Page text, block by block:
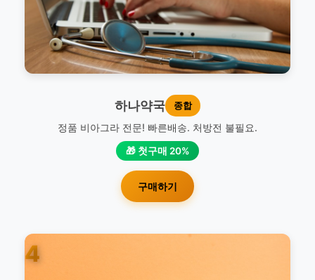
하나약국 종합
정품 비아그라 전문! 빠른배송. 처방전 불필요.
🎁 첫구매 20%
구매하기
4